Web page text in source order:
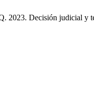
2023. Decisión judicial y